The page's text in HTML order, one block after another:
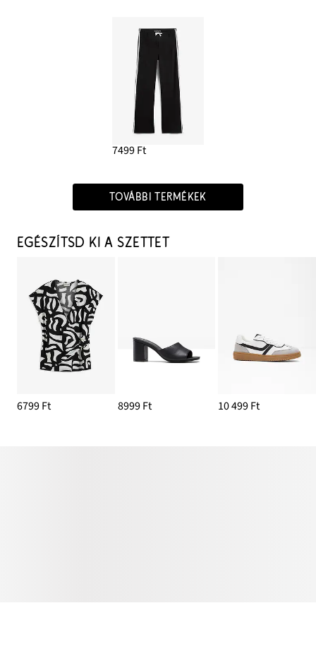
7499 Ft
TOVÁBBI TERMÉKEK
EGÉSZÍTSD KI A SZETTET
6799 Ft 8999 Ft 10 499 Ft